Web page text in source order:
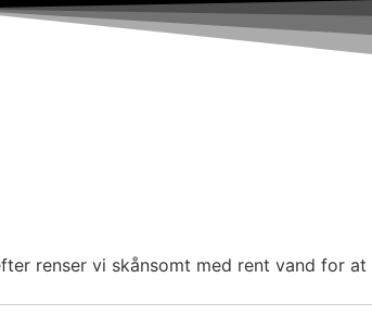
renser vi skånsomt med rent vand for